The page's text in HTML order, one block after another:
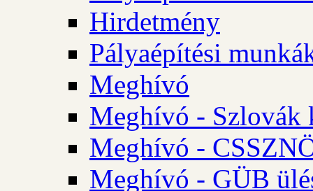
Hirdetmény
Pályaépítési
Meghívó
Meghívó - Szlovák
Meghívó -
Meghívó - GÜB